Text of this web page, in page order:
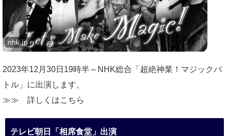
2023年12月30日19時半～NHK総合「超絶神業！マジックバ
トル」に出演します。
≫≫ 詳しくはこちら
テレビ朝日「相席食堂」出演